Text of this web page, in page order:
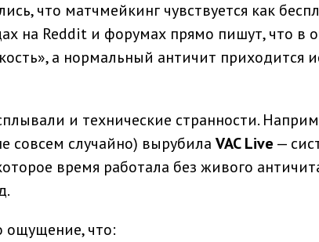
что матчмейкинг чувствуется как
на Reddit и форумах прямо пишут, что в
а нормальный античит приходится
и технические странности.
совсем случайно) вырубила VAC Live —
время работала без живого
ощущение, что: